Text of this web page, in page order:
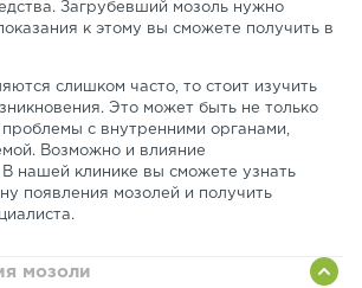
Загрубевший мозоль нужно
к этому вы сможете получить в
слишком часто, то стоит изучить
Это может быть не только
с внутренними органами,
Возможно и влияние
нашей клинике вы сможете узнать
появления мозолей и получить
мозоли